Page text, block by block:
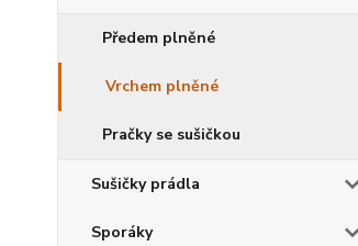
Předem plněné
Vrchem plněné
Pračky se sušičkou
Sušičky prádla
Sporáky